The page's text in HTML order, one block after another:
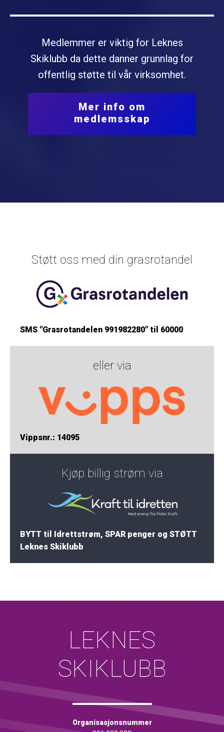
Medlemmer er viktig for Leknes
Skiklubb da dette danner grunnlag for
offentlig støtte til vår virksomhet.
Mer info om
medlemsskap
Støtt oss med din grasrotandel
SMS "Grasrotandelen 991982280" til 60000
eller via
Vippsnr.: 14095
Kjøp billig strøm via
BYTT til Idrettstrøm, SPAR penger og STØTT
Leknes Skiklubb
LEKNES
SKIKLUBB
Organisasjonsnummer